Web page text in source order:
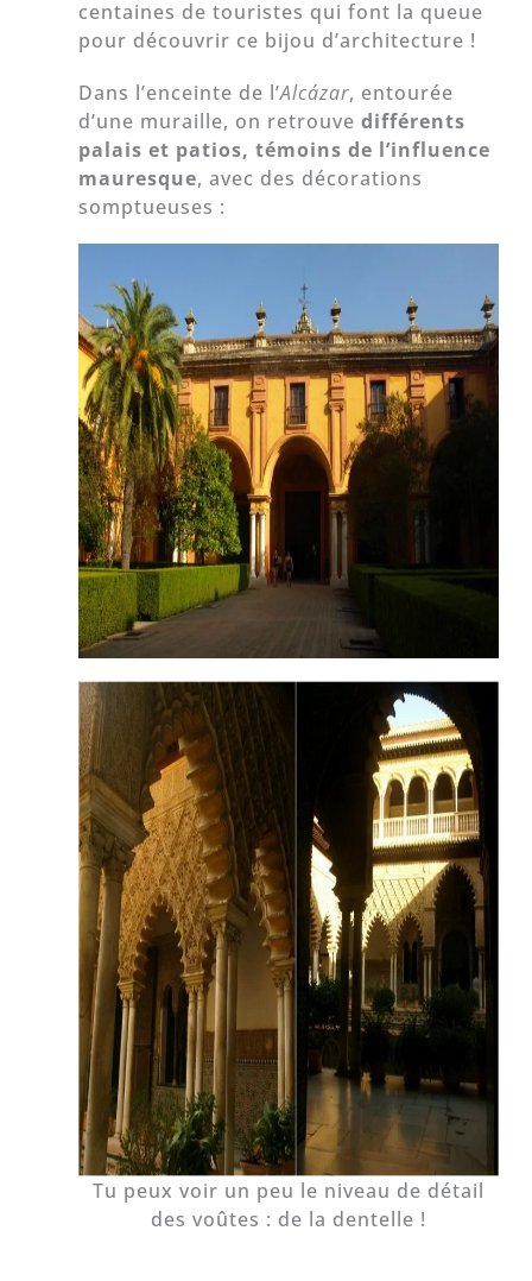
centaines de touristes qui font la queue
pour découvrir ce bijou d’architecture !
Dans l’enceinte de l’Alcázar, entourée
d’une muraille, on retrouvedifférents
palais et patios, témoins de l’influence
mauresque, avec des décorations
somptueuses :
Tu peux voir un peu le niveau de détail
des voûtes : de la dentelle !